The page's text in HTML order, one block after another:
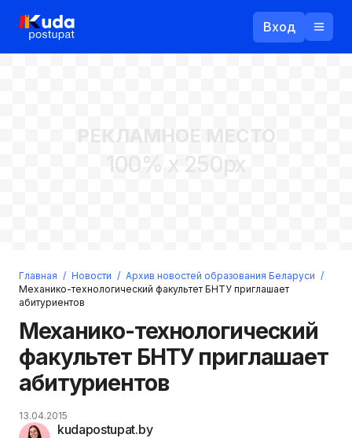
Вход
Войти
РЕКЛАМНОЕ МЕСТО
100% x 250px
Главная / Новости / Архив новостей образования Беларуси /
Механико-технологический факультет БНТУ приглашает
абитуриентов
Механико-технологический
факультет БНТУ приглашает
абитуриентов
kudapostupat.by
13.04.2015